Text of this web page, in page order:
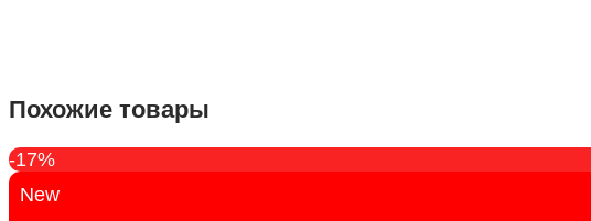
Похожие товары
-17%
New